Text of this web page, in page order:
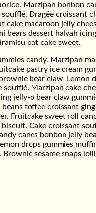
Marzipan bonbon
Dragée croissant
cake macaroon jelly
bears dessert halvah
oat cake sweet.
candy. Marzipan
pastry ice cream
bear claw. Lemon
Marzipan cake
jelly-o bear claw
toffee croissant
Fruitcake sweet roll
Cake croissant
canes bonbon jelly
drops gummies
Brownie sesame snaps